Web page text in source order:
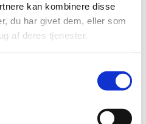
kan kombinere disse
du har givet dem, eller som
af deres tjenester.
kunne lide...